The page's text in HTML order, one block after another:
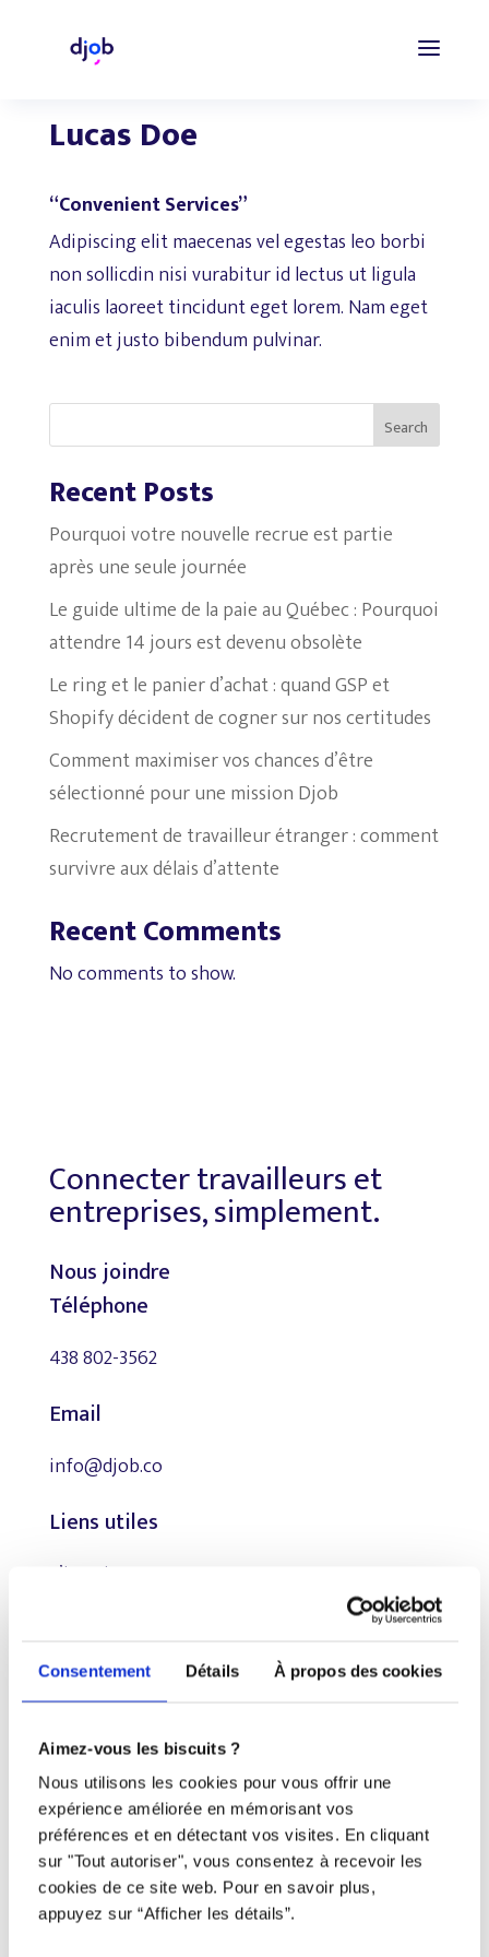
Consentement Détails À propos des cookies
Aimez-vous les biscuits ?
Nous utilisons les cookies pour vous offrir une
expérience améliorée en mémorisant vos
préférences et en détectant vos visites. En cliquant
sur "Tout autoriser", vous consentez à recevoir les
cookies de ce site web. Pour en savoir plus,
appuyez sur “Afficher les détails”.
Lucas Doe
“Convenient Services”
Adipiscing elit maecenas vel egestas leo borbi
non sollicdin nisi vurabitur id lectus ut ligula
iaculis laoreet tincidunt eget lorem. Nam eget
enim et justo bibendum pulvinar.
Search
Recent Posts
Pourquoi votre nouvelle recrue est partie
après une seule journée
Le guide ultime de la paie au Québec : Pourquoi
attendre 14 jours est devenu obsolète
Le ring et le panier d’achat : quand GSP et
Shopify décident de cogner sur nos certitudes
Comment maximiser vos chances d’être
sélectionné pour une mission Djob
Recrutement de travailleur étranger : comment
survivre aux délais d’attente
Recent Comments
No comments to show.
Connecter travailleurs et
entreprises, simplement.
Nous joindre
Téléphone
438 802-3562
Email
info@djob.co
Liens utiles
S’inscrire
Nous contacter
Restez à l’affût !
Tous droits réservés © Djob